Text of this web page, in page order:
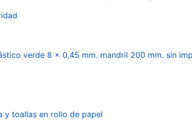
verde 8 x 0,45 mm. mandril 200 mm. sin
y toallas en rollo de papel